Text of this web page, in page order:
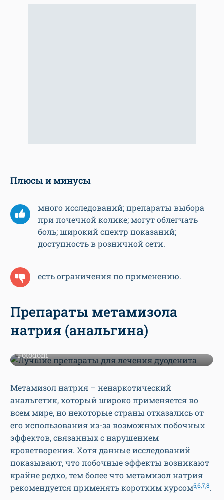
Плюсы и минусы
много исследований; препараты выбора
при почечной колике; могут облегчать
боль; широкий спектр показаний;
доступность в розничной сети.
есть ограничения по применению.
Препараты метамизола
натрия (анальгина)
Fotodom
Метамизол натрия – ненаркотический
анальгетик, который широко применяется во
всем мире, но некоторые страны отказались от
его использования из-за возможных побочных
эффектов, связанных с нарушением
кроветворения. Хотя данные исследований
показывают, что побочные эффекты возникают
крайне редко, тем более что метамизол натрия
рекомендуется применять коротким курсом5,6,7,8.